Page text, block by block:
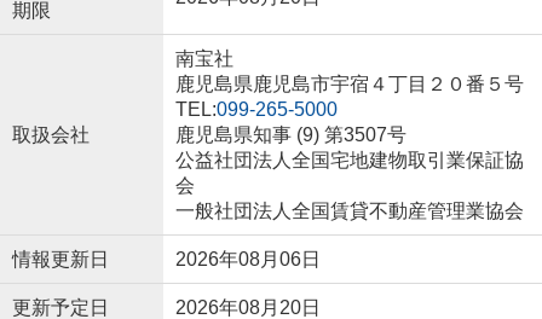
期限
取扱会社
南宝社
鹿児島県鹿児島市宇宿４丁目２０番５号
TEL:099-265-5000
鹿児島県知事 (9) 第3507号
公益社団法人全国宅地建物取引業保証協
会
一般社団法人全国賃貸不動産管理業協会
情報更新日 2026年08月06日
更新予定日 2026年08月20日